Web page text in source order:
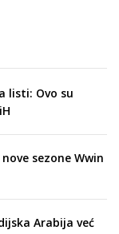
listi: Ovo su
sezone Wwin
Arabija već